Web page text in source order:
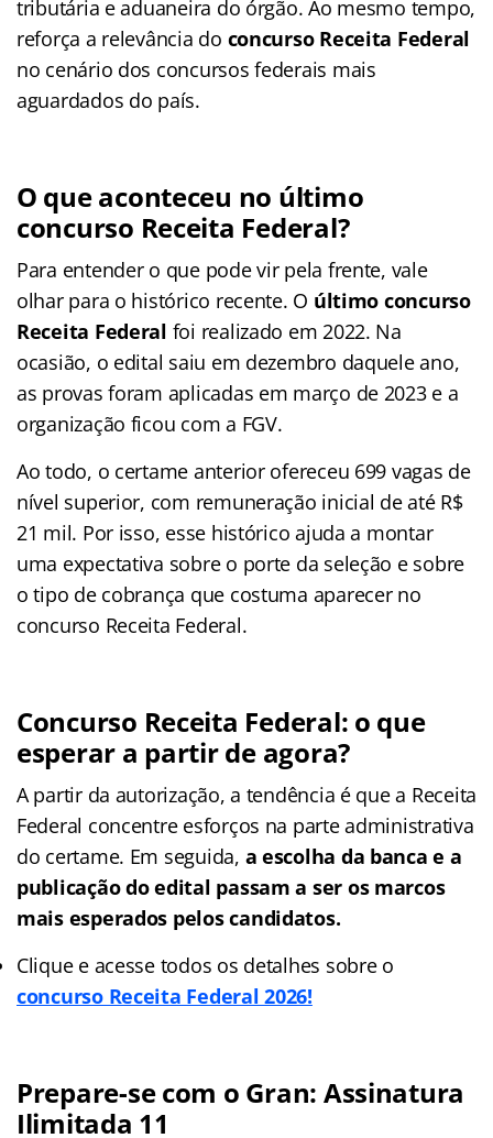
tributária e aduaneira do órgão. Ao mesmo tempo,
reforça a relevância do concurso Receita Federal
no cenário dos concursos federais mais
aguardados do país.
O que aconteceu no último
concurso Receita Federal?
Para entender o que pode vir pela frente, vale
olhar para o histórico recente. O último concurso
Receita Federal foi realizado em 2022. Na
ocasião, o edital saiu em dezembro daquele ano,
as provas foram aplicadas em março de 2023 e a
organização ficou com a FGV.
Ao todo, o certame anterior ofereceu 699 vagas de
nível superior, com remuneração inicial de até R$
21 mil. Por isso, esse histórico ajuda a montar
uma expectativa sobre o porte da seleção e sobre
o tipo de cobrança que costuma aparecer no
concurso Receita Federal.
Concurso Receita Federal: o que
esperar a partir de agora?
A partir da autorização, a tendência é que a Receita
Federal concentre esforços na parte administrativa
do certame. Em seguida, a escolha da banca e a
publicação do edital passam a ser os marcos
mais esperados pelos candidatos.
Clique e acesse todos os detalhes sobre o
concurso Receita Federal 2026!
Prepare-se com o Gran: Assinatura
Ilimitada 11